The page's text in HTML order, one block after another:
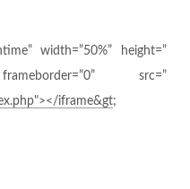
width=”50%” height=”
src=”
iframe&gt;